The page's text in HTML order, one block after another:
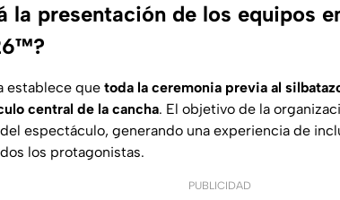
la presentación de los equipos
establece que toda la ceremonia previa al
central de la cancha. El objetivo de la
espectáculo, generando una experiencia de
los protagonistas.
PUBLICIDAD